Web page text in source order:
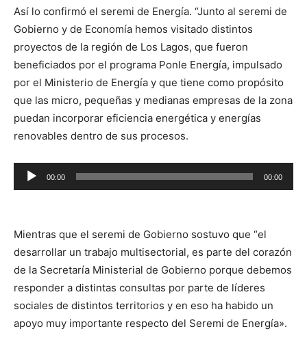
Así lo confirmó el seremi de Energía. “Junto al seremi de
Gobierno y de Economía hemos visitado distintos
proyectos de la región de Los Lagos, que fueron
beneficiados por el programa Ponle Energía, impulsado
por el Ministerio de Energía y que tiene como propósito
que las micro, pequeñas y medianas empresas de la zona
puedan incorporar eficiencia energética y energías
renovables dentro de sus procesos.
Reproductor
de
00:00 00:00
Mientras que el seremi de Gobierno sostuvo que “el
desarrollar un trabajo multisectorial, es parte del corazón
de la Secretaría Ministerial de Gobierno porque debemos
responder a distintas consultas por parte de líderes
sociales de distintos territorios y en eso ha habido un
apoyo muy importante respecto del Seremi de Energía».